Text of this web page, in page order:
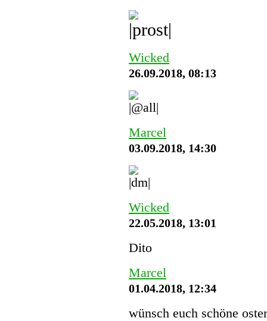
Wicked
26.09.2018, 08:13
Marcel
03.09.2018, 14:30
Wicked
22.05.2018, 13:01
Dito
Marcel
01.04.2018, 12:34
wünsch euch schöne